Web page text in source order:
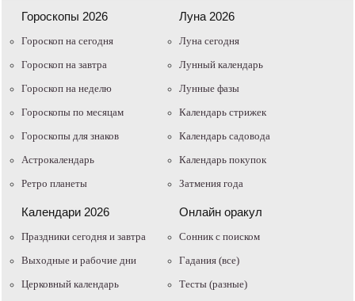
Гороскопы 2026
Гороскоп на сегодня
Гороскоп на завтра
Гороскоп на неделю
Гороскопы по месяцам
Гороскопы для знаков
Астрокалендарь
Ретро планеты
Луна 2026
Луна сегодня
Лунный календарь
Лунные фазы
Календарь стрижек
Календарь садовода
Календарь покупок
Затмения года
Календари 2026
Праздники сегодня и завтра
Выходные и рабочие дни
Церковный календарь
Онлайн оракул
Cонник с поиском
Гадания (все)
Тесты (разные)